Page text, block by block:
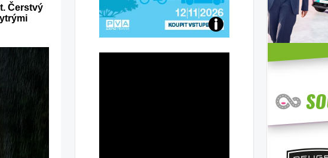
Čerstvý
Přijďte